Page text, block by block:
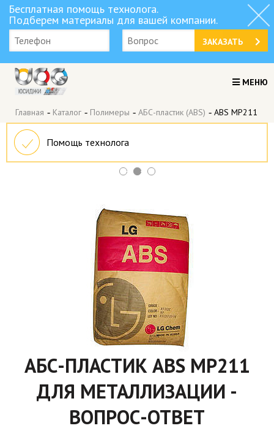
Бесплатная помощь технолога.
Подберем материалы для вашей компании.
ЗАКАЗАТЬ
МЕНЮ
Главная - Каталог - Полимеры - АБС-пластик (ABS) - ABS MP211
Помощь технолога
АБС-ПЛАСТИК ABS MP211
ДЛЯ МЕТАЛЛИЗАЦИИ -
ВОПРОС-ОТВЕТ